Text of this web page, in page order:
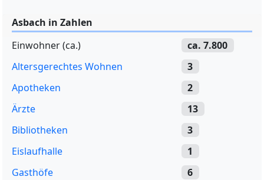
Asbach in Zahlen
Einwohner (ca.)
ca. 7.800
Altersgerechtes Wohnen
3
Apotheken
2
Ärzte
13
Bibliotheken
3
Eislaufhalle
1
Gasthöfe
6